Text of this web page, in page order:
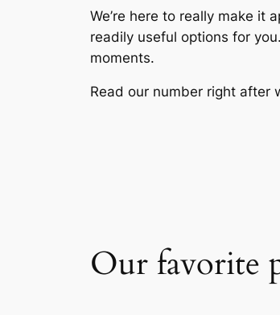
We’re here to really make it
readily useful options for
moments.
Read our number right after
Our favorite